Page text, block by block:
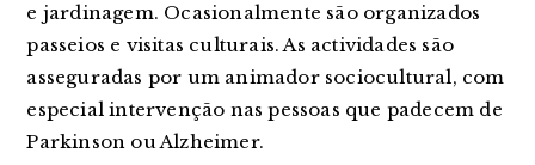
e jardinagem. Ocasionalmente são organizados
passeios e visitas culturais. As actividades são
asseguradas por um animador sociocultural, com
especial intervenção nas pessoas que padecem de
Parkinson ou Alzheimer.